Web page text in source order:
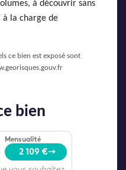
à découvrir sans
à la charge de
ce bien est exposé sont
bien